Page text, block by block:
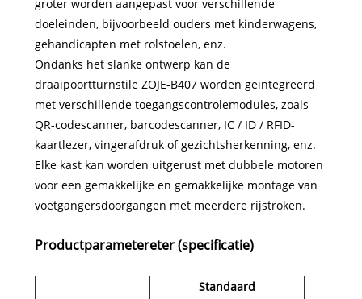
groter worden aangepast voor verschillende
doeleinden, bijvoorbeeld ouders met kinderwagens,
gehandicapten met rolstoelen, enz.
Ondanks het slanke ontwerp kan de
draaipoortturnstile ZOJE-B407 worden geïntegreerd
met verschillende toegangscontrolemodules, zoals
QR-codescanner, barcodescanner, IC / ID / RFID-
kaartlezer, vingerafdruk of gezichtsherkenning, enz.
Elke kast kan worden uitgerust met dubbele motoren
voor een gemakkelijke en gemakkelijke montage van
voetgangersdoorgangen met meerdere rijstroken.
Productparametereter (specificatie)
Standaard